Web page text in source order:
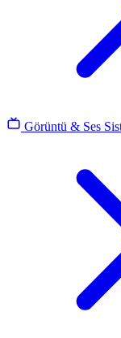
Görüntü & Ses